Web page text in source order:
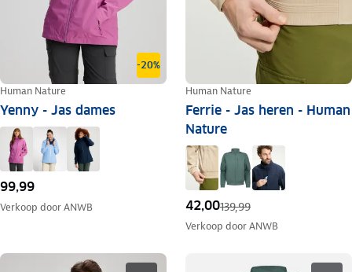
-20%
Human Nature
Yenny - Jas dames
99,99
Verkoop doorANWB
Human Nature
Ferrie - Jas heren - Human
Nature
42,00139,99
Verkoop doorANWB